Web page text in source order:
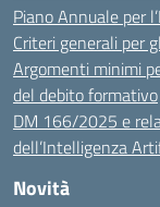
Piano Annuale per
Criteri generali per
Argomenti minimi
del debito formativo
DM 166/2025 e
dell’Intelligenza
Novità